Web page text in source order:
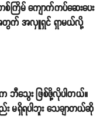
ြိမ် ကျောက်ကပ်ဆေးပေး
အတွက် အလှူရှင် ရှာမယ်လို့
ဘီသွေး ဖြစ်ဖို့လိုပါတယ်။
း မရှိရပါဘူး သေချာတယ်ဆို